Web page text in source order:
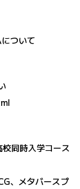
ついて
同時入学コース
、メタバースプ